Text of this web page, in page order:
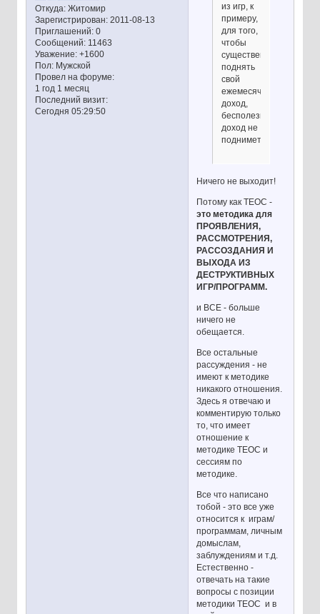
Откуда:Житомир
Зарегистрирован: 2011-08-13
Приглашений:0
Сообщений:11463
Уважение: +1600
Пол:Мужской
Провел на форуме:
1 год 1 месяц
Последний визит:
Сегодня 05:29:50
из игр, к
примеру,
для того,
чтобы
существенно
поднять
свой
ежемесячный
доход,
бесполезно,
доход не
поднимется?
Ничего не выходит!
Потому как ТЕОС -
это методика для
ПРОЯВЛЕНИЯ,
РАССМОТРЕНИЯ,
РАССОЗДАНИЯ И
ВЫХОДА ИЗ
ДЕСТРУКТИВНЫХ
ИГР/ПРОГРАММ.
и ВСЕ - больше
ничего не
обещается.
Все остальные
рассуждения - не
имеют к методике
никакого отношения.
Здесь я отвечаю и
комментирую только
то, что имеет
отношение к
методике ТЕОС и
сессиям по
методике.
Все что написано
тобой - это все уже
относится к играм/
программам, личным
домыслам,
заблуждениям и т.д.
Естественно -
отвечать на такие
вопросы с позиции
методики ТЕОС и в